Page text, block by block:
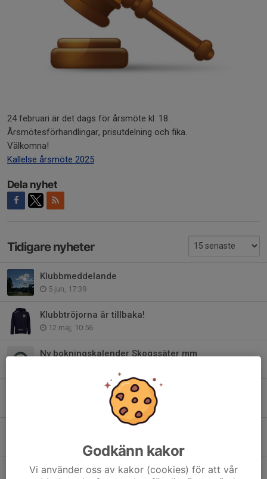
24 februari är det dags för årsmöte kl. 18.
Årsmötesförhandlingar, prisutdelning och fika.
Välkomna!
Kallelse årsmöte 2025
Dela nyhet
Tidigare nyheter
Klubbmeddelande
5 jun, 17:39
Klubbtröjorna är tillbaka!
12 maj, 10:56
Ny bokningskalender Skogssäter mm
Några viktiga datum framöver!
24 dec 2025
Dagskytteläger 21 februari.
Godkänn kakor
Vi använder oss av kakor (cookies) för att vår